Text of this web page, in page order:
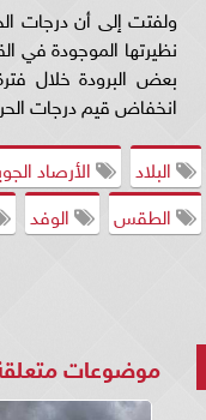
ولفتت إلى أن درجات
نظيرتها الموجودة في
بعض البرودة خلال
انخفاض قيم درجات
البلاد
الأرصاد
الطقس
الوفد
موضوعات